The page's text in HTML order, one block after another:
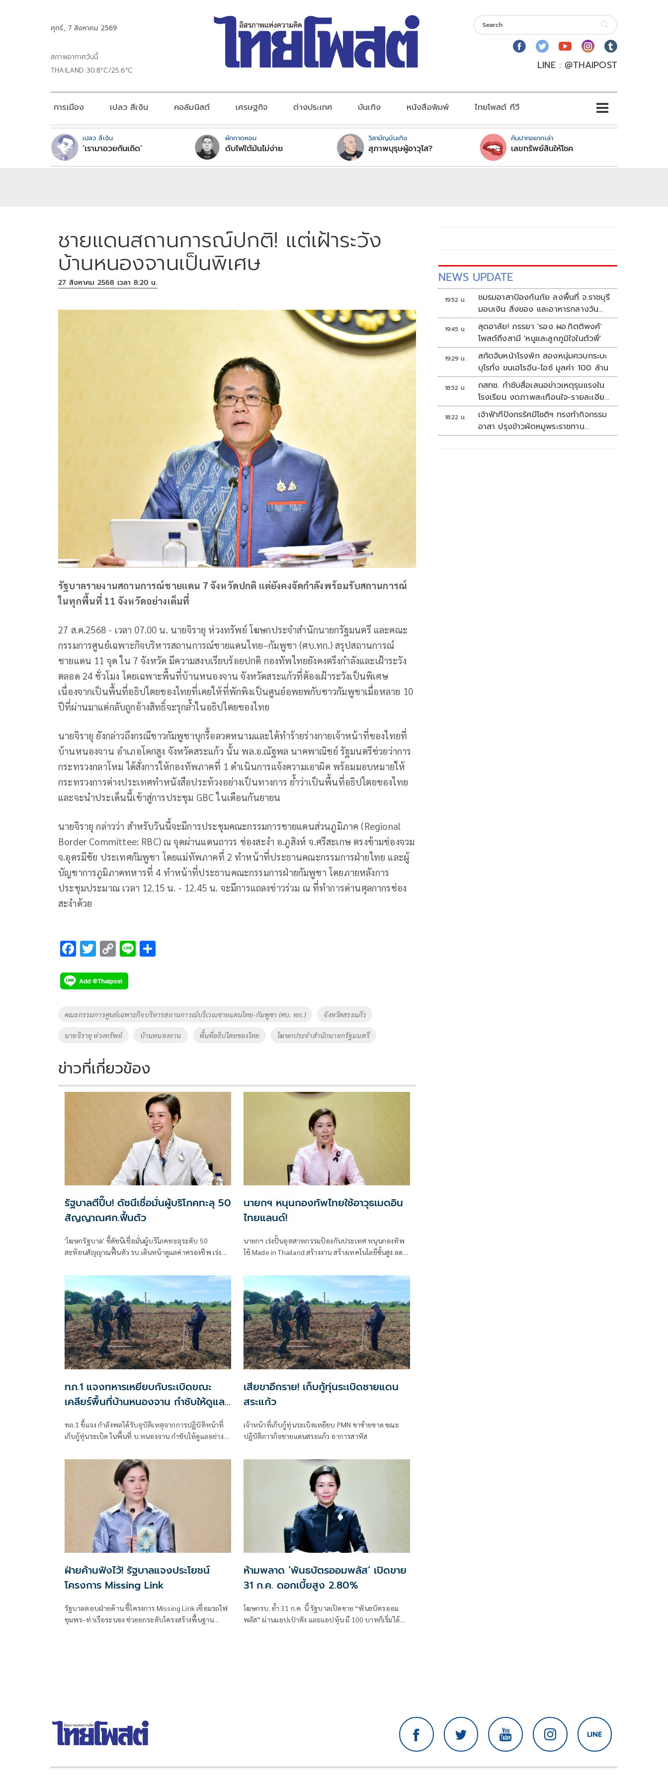
ศุกร์, 7 สิงหาคม 2569
สภาพอากาศวันนี้
THAILAND 30.8°C/25.6°C
LINE : @THAIPOST
การเมือง เปลว สีเงิน คอลัมนิสต์ เศรษฐกิจ ต่างประเทศ บันเทิง หนังสือพิมพ์ ไทยโพสต์ ทีวี
เปลว สีเงิน
‘เรามาอวยกันเถิด’
ผักกาดหอม
ดับไฟใต้มันไม่ง่าย
วิสามัญบันเทิง
สุภาพบุรุษผู้อาวุโส?
คันปากอยากเล่า
เลขทรัพย์สินให้โชค
ชายแดนสถานการณ์ปกติ! แต่เฝ้าระวัง
บ้านหนองจานเป็นพิเศษ
27 สิงหาคม 2568 เวลา 8:20 น.
รัฐบาลรายงานสถานการณ์ชายแดน 7 จังหวัดปกติ แต่ยังคงจัดกำลังพร้อมรับสถานการณ์
ในทุกพื้นที่ 11 จังหวัดอย่างเต็มที่
27 ส.ค.2568 - เวลา 07.00 น. นายจิรายุ ห่วงทรัพย์ โฆษกประจำสำนักนายกรัฐมนตรี และคณะ
กรรมการศูนย์เฉพาะกิจบริหารสถานการณ์ชายแดนไทย–กัมพูชา (ศบ.ทก.) สรุปสถานการณ์
ชายแดน 11 จุด ใน 7 จังหวัด มีความสงบเรียบร้อยปกติ กองทัพไทยยังคงตรึงกำลังและเฝ้าระวัง
ตลอด 24 ชั่วโมง โดยเฉพาะพื้นที่บ้านหนองจาน จังหวัดสระแก้วที่ต้องเฝ้าระวังเป็นพิเศษ
เนื่องจากเป็นพื้นที่อธิปไตยของไทยที่เคยให้ที่พักพิงเป็นศูนย์อพยพกับชาวกัมพูชาเมื่อหลาย 10
ปีที่ผ่านมาแต่กลับถูกอ้างสิทธิ์จะรุกล้ำในอธิปไตยของไทย
นายจิรายุ ยังกล่าวถึงกรณีชาวกัมพูชาบุกรื้อลวดหนามและได้ทำร้ายร่างกายเจ้าหน้าที่ของไทยที่
บ้านหนองจาน อำเภอโคกสูง จังหวัดสระแก้ว นั้น พล.อ.ณัฐพล นาคพาณิชย์ รัฐมนตรีช่วยว่าการ
กระทรวงกลาโหม ได้สั่งการให้กองทัพภาคที่ 1 ดำเนินการแจ้งความเอาผิด พร้อมมอบหมายให้
กระทรวงการต่างประเทศทำหนังสือประท้วงอย่างเป็นทางการ ย้ำว่าเป็นพื้นที่อธิปไตยของไทย
และจะนำประเด็นนี้เข้าสู่การประชุม GBC ในเดือนกันยายน
นายจิรายุ กล่าวว่า สำหรับวันนี้จะมีการประชุมคณะกรรมการชายแดนส่วนภูมิภาค (Regional
Border Committee: RBC) ณ จุดผ่านแดนถาวร ช่องสะงำ อ.ภูสิงห์ จ.ศรีสะเกษ ตรงข้ามช่องจวม
จ.อุดรมีชัย ประเทศกัมพูชา โดยแม่ทัพภาคที่ 2 ทำหน้าที่ประธานคณะกรรมการฝ่ายไทย และผู้
บัญชาการภูมิภาคทหารที่ 4 ทำหน้าที่ประธานคณะกรรมการฝ่ายกัมพูชา โดยภายหลังการ
ประชุมประมาณ เวลา 12.15 น. - 12.45 น. จะมีการแถลงข่าวร่วม ณ ที่ทำการด่านศุลกากรช่อง
สะงำด้วย
F
e
b
o
o
k
T
tt
er
C
p
y
Li
n
k
Li
Tags
คณะกรรมการศูนย์เฉพาะกิจบริหารสถานการณ์บริเวณชายแดนไทย-กัมพูชา (ศบ. ทก.) จังหวัดสระแก้ว
นายจิรายุ ห่วงทรัพย์ บ้านหนองจาน พื้นที่อธิปไตยของไทย โฆษกประจำสำนักนายกรัฐมนตรี
ข่าวที่เกี่ยวข้อง
รัฐบาลตีปี๊บ! ดัชนีเชื่อมั่นผู้บริโภคทะลุ 50
สัญญาณศก.ฟื้นตัว
'โฆษกรัฐบาล' ชี้ดัชนีเชื่อมั่นผู้บริโภคทะลุระดับ 50
สะท้อนสัญญาณฟื้นตัว รบ.เดินหน้าดูแลค่าครองชีพ เร่งส่ง
นายกฯ หนุนกองทัพไทยใช้อาวุธเมดอิน
ไทยแลนด์!
นายกฯ เร่งปั้นอุตสาหกรรมป้องกันประเทศ หนุนกองทัพ
ใช้ Made in Thailand สร้างงาน สร้างเทคโนโลยีขั้นสูง ลด
ทภ.1 แจงทหารเหยียบกับระเบิดขณะ
เคลียร์พื้นที่บ้านหนองจาน กำชับให้ดูแล
เต็มที่
ทภ.1 ชี้แจง กำลังพลได้รับอุบัติเหตุจากการปฏิบัติหน้าที่
เก็บกู้ทุ่นระเบิด ในพื้นที่ บ.หนองจาน กำชับให้ดูแลอย่างดี
ประมาท ปัจจุบันสร้างพื้นที่ปลอดภัยแล้ว 76.73%
เสียขาอีกราย! เก็บกู้ทุ่นระเบิดชายแดน
สระแก้ว
เจ้าหน้าที่เก็บกู้ทุ่นระเบิดเหยียบ PMN ขาซ้ายขาด ขณะ
ปฏิบัติภารกิจชายแดนสระแก้ว อาการสาหัส
ฝ่ายค้านฟังไว้! รัฐบาลแจงประโยชน์
โครงการ Missing Link
รัฐบาลตอบฝ่ายค้าน ชี้โครงการ Missing Link เชื่อมรถไฟ
ชุมพร–ท่าเรือระนอง ช่วยยกระดับโครงสร้างพื้นฐาน
ห้ามพลาด ‘พันธบัตรออมพลัส’ เปิดขาย
31 ก.ค. ดอกเบี้ยสูง 2.80%
โฆษกรบ. ย้ำ 31 ก.ค. นี้ รัฐบาลเปิดขาย “พันธบัตรออม
พลัส” ผ่านแอปเป๋าตัง และแอปหุ้น มี 100 บาทก็เริ่มได้
NEWS UPDATE
19:52 น.
ชมรมอาสาป้องกันภัย ลงพื้นที่ จ.ราชบุรี
มอบเงิน สิ่งของ และอาหารกลางวัน
แก่โรงเรียนบ้านหนองน้ำใส
19:45 น.
สุดอาลัย! ภรรยา 'รอง ผอ.กิตติพงศ์'
โพสต์ถึงสามี 'หนูและลูกภูมิใจในตัวพี่'
19:29 น.
สกัดจับหน้าโรงพัก สองหนุ่มควบกระบะ
บุโรทั่ง ขนเฮโรอีน-ไอซ์ มูลค่า 100 ล้าน
18:52 น.
กสทช. กำชับสื่อเสนอข่าวเหตุรุนแรงใน
โรงเรียน งดภาพสะเทือนใจ-รายละเอียด
เสี่ยงเลียนแบบ
18:22 น.
เจ้าฟ้าทีปังกรรัศมีโชติฯ ทรงทำกิจกรรม
อาสา ปรุงข้าวผัดหมูพระราชทาน
ประชาชน